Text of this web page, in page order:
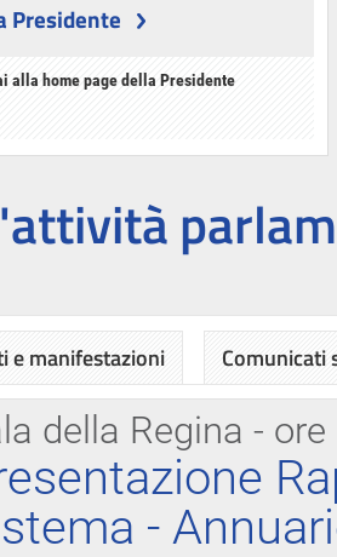
Presidente
alla home page della Presidente
della Regina - ore
-
e manifestazioni Comunicati